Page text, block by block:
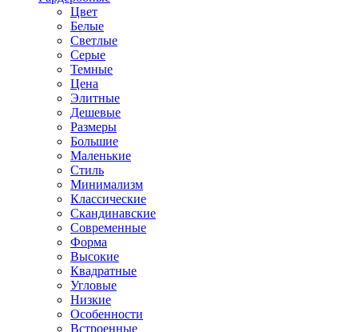
Цвет
Белые
Светлые
Серые
Темные
Цена
Элитные
Дешевые
Размеры
Большие
Маленькие
Стиль
Минимализм
Классические
Скандинавские
Современные
Форма
Высокие
Квадратные
Угловые
Низкие
Особенности
Встроенные